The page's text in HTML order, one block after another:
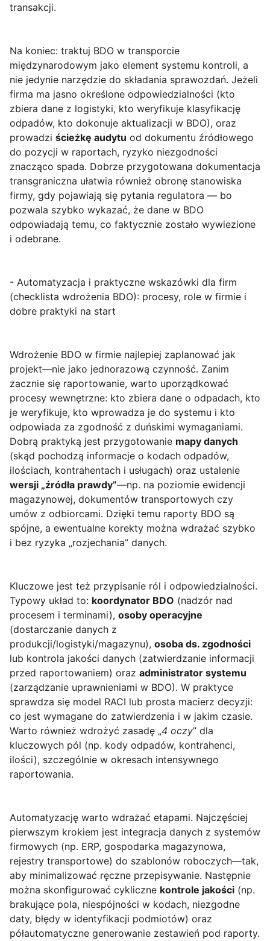
transakcji.
Na koniec: traktuj BDO w transporcie
międzynarodowym jako element systemu kontroli, a
nie jedynie narzędzie do składania sprawozdań. Jeżeli
firma ma jasno określone odpowiedzialności (kto
zbiera dane z logistyki, kto weryfikuje klasyfikację
odpadów, kto dokonuje aktualizacji w BDO), oraz
prowadzi ścieżkę audytu od dokumentu źródłowego
do pozycji w raportach, ryzyko niezgodności
znacząco spada. Dobrze przygotowana dokumentacja
transgraniczna ułatwia również obronę stanowiska
firmy, gdy pojawiają się pytania regulatora — bo
pozwala szybko wykazać, że dane w BDO
odpowiadają temu, co faktycznie zostało wywiezione
i odebrane.
- Automatyzacja i praktyczne wskazówki dla firm
(checklista wdrożenia BDO): procesy, role w firmie i
dobre praktyki na start
Wdrożenie BDO w firmie najlepiej zaplanować jak
projekt—nie jako jednorazową czynność. Zanim
zacznie się raportowanie, warto uporządkować
procesy wewnętrzne: kto zbiera dane o odpadach, kto
je weryfikuje, kto wprowadza je do systemu i kto
odpowiada za zgodność z duńskimi wymaganiami.
Dobrą praktyką jest przygotowanie mapy danych
(skąd pochodzą informacje o kodach odpadów,
ilościach, kontrahentach i usługach) oraz ustalenie
wersji „źródła prawdy”—np. na poziomie ewidencji
magazynowej, dokumentów transportowych czy
umów z odbiorcami. Dzięki temu raporty BDO są
spójne, a ewentualne korekty można wdrażać szybko
i bez ryzyka „rozjechania” danych.
Kluczowe jest też przypisanie ról i odpowiedzialności.
Typowy układ to: koordynator BDO (nadzór nad
procesem i terminami), osoby operacyjne
(dostarczanie danych z
produkcji/logistyki/magazynu), osoba ds. zgodności
lub kontrola jakości danych (zatwierdzanie informacji
przed raportowaniem) oraz administrator systemu
(zarządzanie uprawnieniami w BDO). W praktyce
sprawdza się model RACI lub prosta macierz decyzji:
co jest wymagane do zatwierdzenia i w jakim czasie.
Warto również wdrożyć zasadę „4 oczy” dla
kluczowych pól (np. kody odpadów, kontrahenci,
ilości), szczególnie w okresach intensywnego
raportowania.
Automatyzację warto wdrażać etapami. Najczęściej
pierwszym krokiem jest integracja danych z systemów
firmowych (np. ERP, gospodarka magazynowa,
rejestry transportowe) do szablonów roboczych—tak,
aby minimalizować ręczne przepisywanie. Następnie
można skonfigurować cykliczne kontrole jakości (np.
brakujące pola, niespójności w kodach, niezgodne
daty, błędy w identyfikacji podmiotów) oraz
półautomatyczne generowanie zestawień pod raporty.